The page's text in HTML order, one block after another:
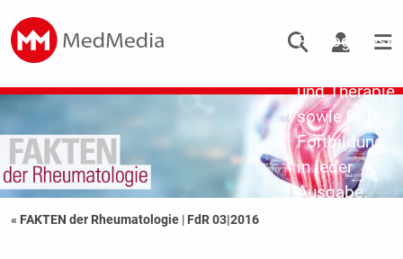
Pathogenese,
und Therapie
sowie DFP-
Fortbildung
in jeder
Ausgabe.
« FAKTEN der Rheumatologie | FdR 03|2016